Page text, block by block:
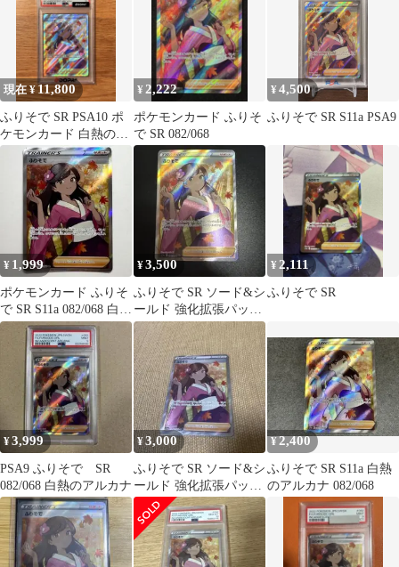
現在 ¥ 11,800
ふりそで SR PSA10 ポ
ケモンカード 白熱のア
ルカナ
¥ 2,222
ポケモンカード ふりそ
で SR 082/068
¥4,500
ふりそで SR S11a PSA9
¥ 1,999
ポケモンカード ふりそ
で SR S11a 082/068 白熱
のアルカナ
¥3,500
ふりそで SR ソード&シ
ールド 強化拡張パック
白熱のアルカナ キラ
082…
¥2,111
ふりそで SR
¥3,999
PSA9 ふりそで SR
082/068 白熱のアルカナ
¥3,000
ふりそで SR ソード&シ
ールド 強化拡張パック
白熱のアルカナ キラ
082…
¥2,400
ふりそで SR S11a 白熱
のアルカナ 082/068